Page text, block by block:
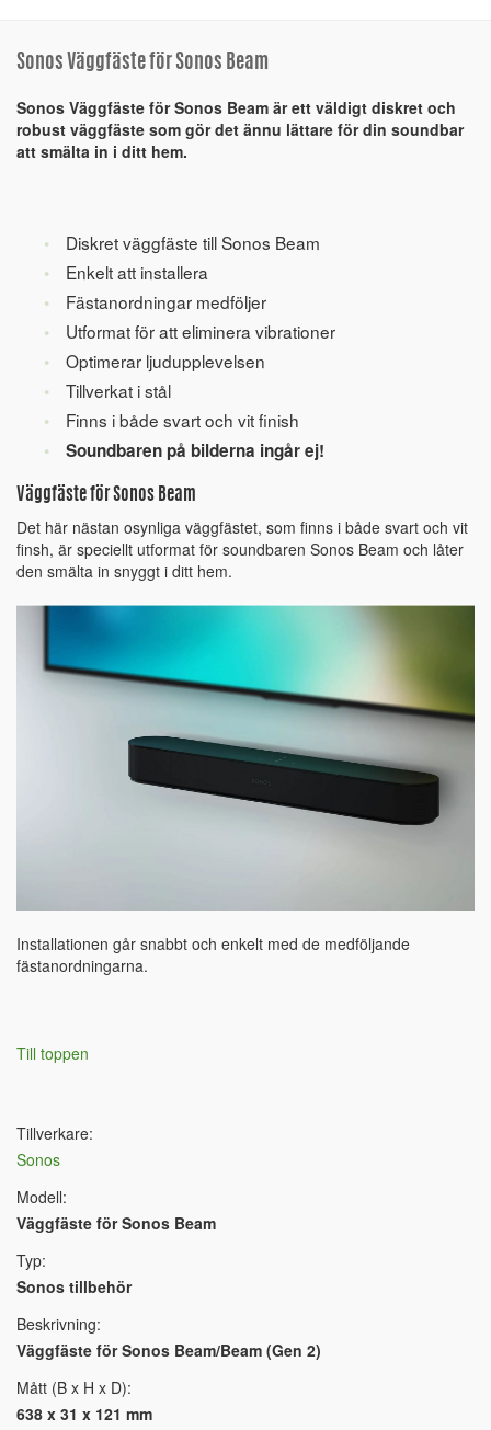
Sonos Väggfäste för Sonos Beam
Sonos Väggfäste för Sonos Beam är ett väldigt diskret och
robust väggfäste som gör det ännu lättare för din soundbar
att smälta in i ditt hem.
Diskret väggfäste till Sonos Beam
Enkelt att installera
Fästanordningar medföljer
Utformat för att eliminera vibrationer
Optimerar ljudupplevelsen
Tillverkat i stål
Finns i både svart och vit finish
Soundbaren på bilderna ingår ej!
Väggfäste för Sonos Beam
Det här nästan osynliga väggfästet, som finns i både svart och vit
finsh, är speciellt utformat för soundbaren Sonos Beam och låter
den smälta in snyggt i ditt hem.
Installationen går snabbt och enkelt med de medföljande
fästanordningarna.
Till toppen
Tillverkare:
Sonos
Modell:
Väggfäste för Sonos Beam
Typ:
Sonos tillbehör
Beskrivning:
Väggfäste för Sonos Beam/Beam (Gen 2)
Mått (B x H x D):
638 x 31 x 121 mm